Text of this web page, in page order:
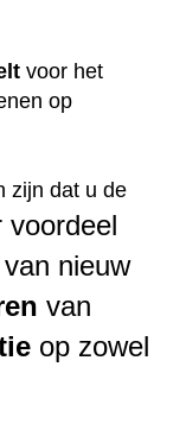
voor het
op
zijn dat u de
voordeel
van nieuw
van
op zowel